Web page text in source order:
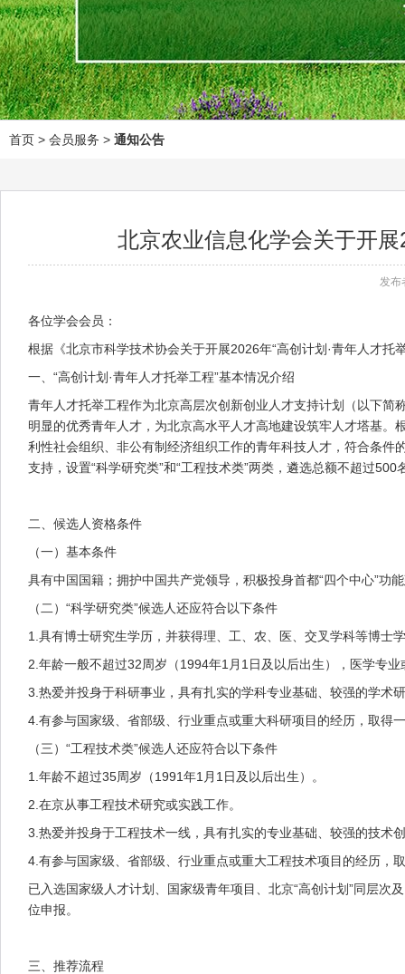
首页 > 会员服务 > 通知公告
北京农业信息化学会关于开
发布
各位学会会员：
根据《北京市科学技术协会关于开展2026年“高创计划·青年人才
一、“高创计划·青年人才托举工程”基本情况介绍
青年人才托举工程作为北京高层次创新创业人才支持计划（以下简
明显的优秀青年人才，为北京高水平人才高地建设筑牢人才塔基。
利性社会组织、非公有制经济组织工作的青年科技人才，符合条
支持，设置“科学研究类”和“工程技术类”两类，遴选总额不超过
二、候选人资格条件
（一）基本条件
具有中国国籍；拥护中国共产党领导，积极投身首都“四个中心”
（二）“科学研究类”候选人还应符合以下条件
1.具有博士研究生学历，并获得理、工、农、医、交叉学科等博士
2.年龄一般不超过32周岁（1994年1月1日及以后出生），医学专
3.热爱并投身于科研事业，具有扎实的学科专业基础、较强的学术
4.有参与国家级、省部级、行业重点或重大科研项目的经历，取得
（三）“工程技术类”候选人还应符合以下条件
1.年龄不超过35周岁（1991年1月1日及以后出生）。
2.在京从事工程技术研究或实践工作。
3.热爱并投身于工程技术一线，具有扎实的专业基础、较强的技术
4.有参与国家级、省部级、行业重点或重大工程技术项目的经历，
已入选国家级人才计划、国家级青年项目、北京“高创计划”同层次
位申报。
三、推荐流程